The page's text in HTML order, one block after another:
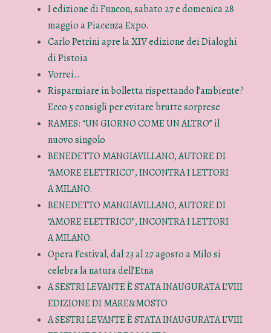
I edizione di Funcon, sabato 27 e domenica 28
maggio a Piacenza Expo.
Carlo Petrini apre la XIV edizione dei Dialoghi
di Pistoia
Vorrei..
Risparmiare in bolletta rispettando l’ambiente?
Ecco 5 consigli per evitare brutte sorprese
RAMES: “UN GIORNO COME UN ALTRO” il
nuovo singolo
BENEDETTO MANGIAVILLANO, AUTORE DI
“AMORE ELETTRICO”, INCONTRA I LETTORI
A MILANO.
BENEDETTO MANGIAVILLANO, AUTORE DI
“AMORE ELETTRICO”, INCONTRA I LETTORI
A MILANO.
Opera Festival, dal 23 al 27 agosto a Milo si
celebra la natura dell’Etna
A SESTRI LEVANTE È STATA INAUGURATA L’VIII
EDIZIONE DI MARE&MOSTO
A SESTRI LEVANTE È STATA INAUGURATA L’VIII